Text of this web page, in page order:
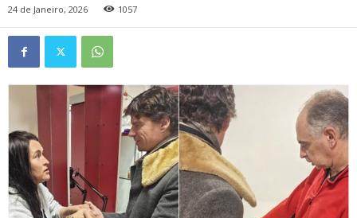
24 de Janeiro, 2026 1057